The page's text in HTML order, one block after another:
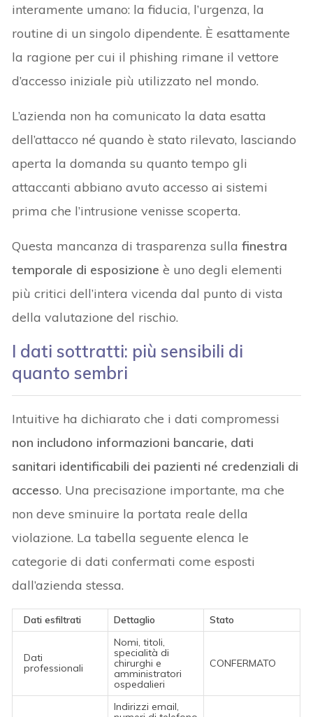
interamente umano: la fiducia, l’urgenza, la
routine di un singolo dipendente. È esattamente
la ragione per cui il phishing rimane il vettore
d’accesso iniziale più utilizzato nel mondo.
L’azienda non ha comunicato la data esatta
dell’attacco né quando è stato rilevato, lasciando
aperta la domanda su quanto tempo gli
attaccanti abbiano avuto accesso ai sistemi
prima che l’intrusione venisse scoperta.
Questa mancanza di trasparenza sullafinestra
temporale di esposizione è uno degli elementi
più critici dell’intera vicenda dal punto di vista
della valutazione del rischio.
I dati sottratti: più sensibili di
quanto sembri
Intuitive ha dichiarato che i dati compromessi
non includono informazioni bancarie, dati
sanitari identificabili dei pazienti né credenziali di
accesso. Una precisazione importante, ma che
non deve sminuire la portata reale della
violazione. La tabella seguente elenca le
categorie di dati confermati come esposti
dall’azienda stessa.
Dati esfiltrati Dettaglio Stato
Dati
professionali
Nomi, titoli,
specialità di
chirurghi e
amministratori
ospedalieri
CONFERMATO
Indirizzi email,